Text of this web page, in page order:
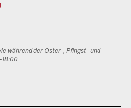
während der Oster-, Pfingst- und